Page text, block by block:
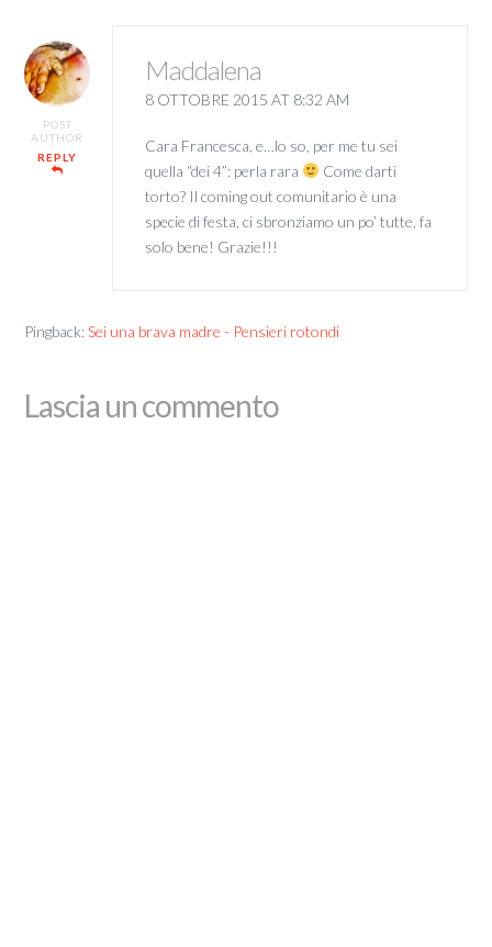
POST
AUTHOR
REPLY
Maddalena
8 OTTOBRE 2015 AT 8:32 AM
Cara Francesca, e…lo so, per me tu sei
quella “dei 4”: perla rara
Come darti
torto? Il coming out comunitario è una
specie di festa, ci sbronziamo un po’ tutte, fa
solo bene! Grazie!!!
Pingback:Sei una brava madre - Pensieri rotondi
Lascia un commento